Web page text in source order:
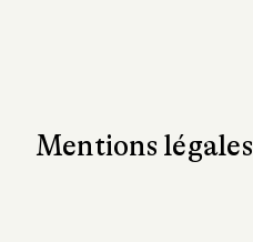
Mentions légales